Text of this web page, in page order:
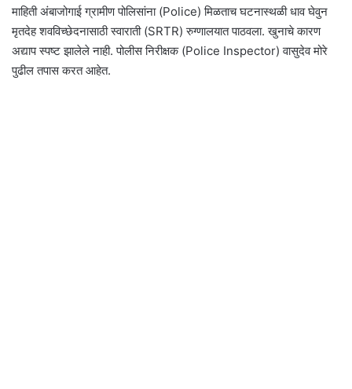
माहिती अंबाजोगाई ग्रामीण पोलिसांना (Police) मिळताच घटनास्थळी धाव घेवुन
मृतदेह शवविच्छेदनासाठी स्वाराती (SRTR) रुग्णालयात पाठवला. खुनाचे कारण
अद्याप स्पष्ट झालेले नाही. पोलीस निरीक्षक (Police Inspector) वासुदेव मोरे
पुढील तपास करत आहेत.